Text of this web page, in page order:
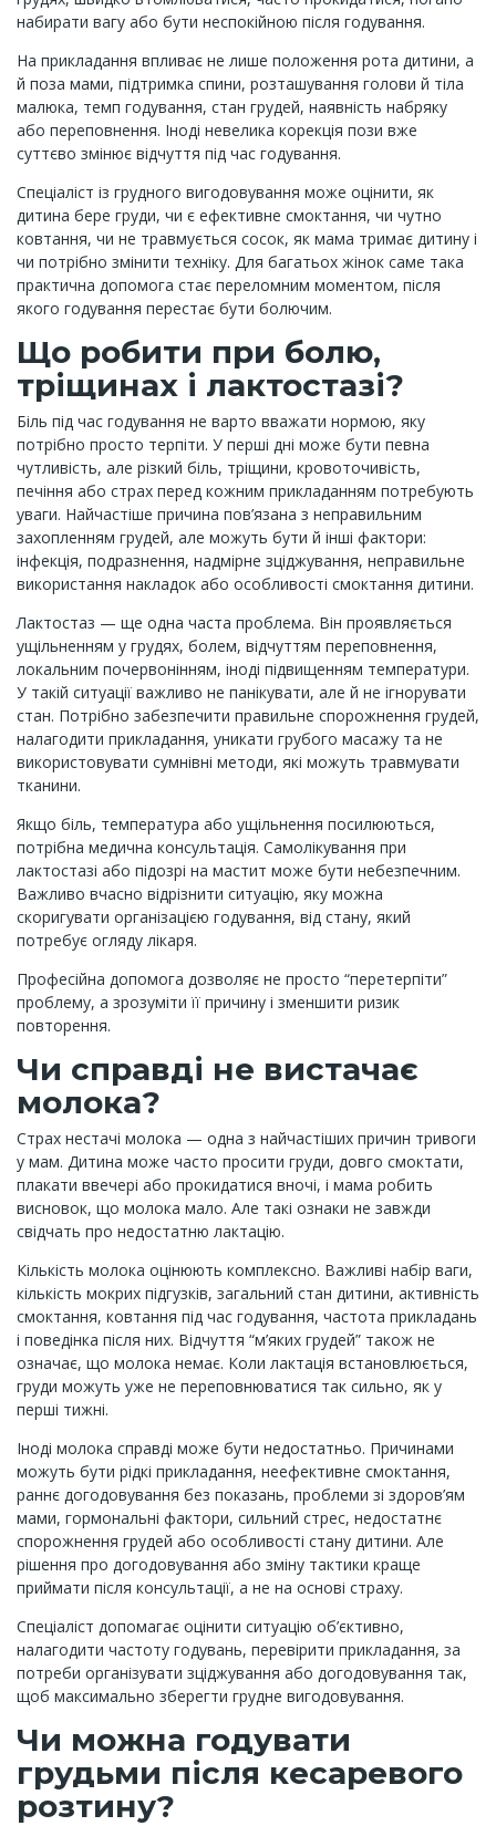
набирати вагу або бути неспокійною після годування.
На прикладання впливає не лише положення рота дитини, а
й поза мами, підтримка спини, розташування голови й тіла
малюка, темп годування, стан грудей, наявність набряку
або переповнення. Іноді невелика корекція пози вже
суттєво змінює відчуття під час годування.
Спеціаліст із грудного вигодовування може оцінити, як
дитина бере груди, чи є ефективне смоктання, чи чутно
ковтання, чи не травмується сосок, як мама тримає дитину і
чи потрібно змінити техніку. Для багатьох жінок саме така
практична допомога стає переломним моментом, після
якого годування перестає бути болючим.
Що робити при болю,
тріщинах і лактостазі?
Біль під час годування не варто вважати нормою, яку
потрібно просто терпіти. У перші дні може бути певна
чутливість, але різкий біль, тріщини, кровоточивість,
печіння або страх перед кожним прикладанням потребують
уваги. Найчастіше причина пов’язана з неправильним
захопленням грудей, але можуть бути й інші фактори:
інфекція, подразнення, надмірне зціджування, неправильне
використання накладок або особливості смоктання дитини.
Лактостаз — ще одна часта проблема. Він проявляється
ущільненням у грудях, болем, відчуттям переповнення,
локальним почервонінням, іноді підвищенням температури.
У такій ситуації важливо не панікувати, але й не ігнорувати
стан. Потрібно забезпечити правильне спорожнення грудей,
налагодити прикладання, уникати грубого масажу та не
використовувати сумнівні методи, які можуть травмувати
тканини.
Якщо біль, температура або ущільнення посилюються,
потрібна медична консультація. Самолікування при
лактостазі або підозрі на мастит може бути небезпечним.
Важливо вчасно відрізнити ситуацію, яку можна
скоригувати організацією годування, від стану, який
потребує огляду лікаря.
Професійна допомога дозволяє не просто “перетерпіти”
проблему, а зрозуміти її причину і зменшити ризик
повторення.
Чи справді не вистачає
молока?
Страх нестачі молока — одна з найчастіших причин тривоги
у мам. Дитина може часто просити груди, довго смоктати,
плакати ввечері або прокидатися вночі, і мама робить
висновок, що молока мало. Але такі ознаки не завжди
свідчать про недостатню лактацію.
Кількість молока оцінюють комплексно. Важливі набір ваги,
кількість мокрих підгузків, загальний стан дитини, активність
смоктання, ковтання під час годування, частота прикладань
і поведінка після них. Відчуття “м’яких грудей” також не
означає, що молока немає. Коли лактація встановлюється,
груди можуть уже не переповнюватися так сильно, як у
перші тижні.
Іноді молока справді може бути недостатньо. Причинами
можуть бути рідкі прикладання, неефективне смоктання,
раннє догодовування без показань, проблеми зі здоров’ям
мами, гормональні фактори, сильний стрес, недостатнє
спорожнення грудей або особливості стану дитини. Але
рішення про догодовування або зміну тактики краще
приймати після консультації, а не на основі страху.
Спеціаліст допомагає оцінити ситуацію об’єктивно,
налагодити частоту годувань, перевірити прикладання, за
потреби організувати зціджування або догодовування так,
щоб максимально зберегти грудне вигодовування.
Чи можна годувати
грудьми після кесаревого
розтину?